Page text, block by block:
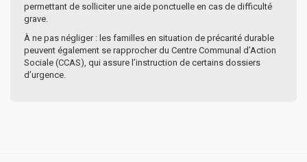
permettant de solliciter une aide ponctuelle en cas de difficulté
grave.
À ne pas négliger : les familles en situation de précarité durable
peuvent également se rapprocher du Centre Communal d’Action
Sociale (CCAS), qui assure l’instruction de certains dossiers
d’urgence.